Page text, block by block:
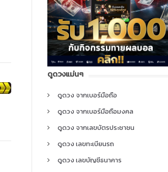
ดูดวงแม่นๆ
ดูดวง จากเบอร์มือถือ
ดูดวง จากเบอร์มือถือมงคล
ดูดวง จากเลขบัตรประชาชน
ดูดวง เลขทะเบียนรถ
ดูดวง เลขบัญชีธนาคาร